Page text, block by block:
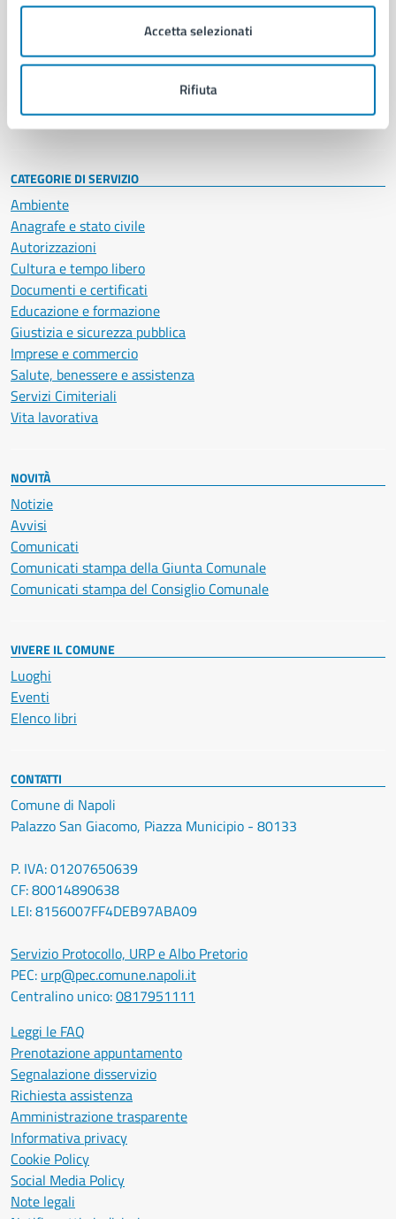
Accetta selezionati
Rifiuta
Uffici
Politici
Intranet, posta aziendale e protocollo
CATEGORIE DI SERVIZIO
Ambiente
Anagrafe e stato civile
Autorizzazioni
Cultura e tempo libero
Documenti e certificati
Educazione e formazione
Giustizia e sicurezza pubblica
Imprese e commercio
Salute, benessere e assistenza
Servizi Cimiteriali
Vita lavorativa
NOVITÀ
Notizie
Avvisi
Comunicati
Comunicati stampa della Giunta Comunale
Comunicati stampa del Consiglio Comunale
VIVERE IL COMUNE
Luoghi
Eventi
Elenco libri
CONTATTI
Comune di Napoli
Palazzo San Giacomo, Piazza Municipio - 80133
P. IVA: 01207650639
CF: 80014890638
LEI: 8156007FF4DEB97ABA09
Servizio Protocollo, URP e Albo Pretorio
PEC: urp@pec.comune.napoli.it
Centralino unico:0817951111
Leggi le FAQ
Prenotazione appuntamento
Segnalazione disservizio
Richiesta assistenza
Amministrazione trasparente
Informativa privacy
Cookie Policy
Social Media Policy
Note legali